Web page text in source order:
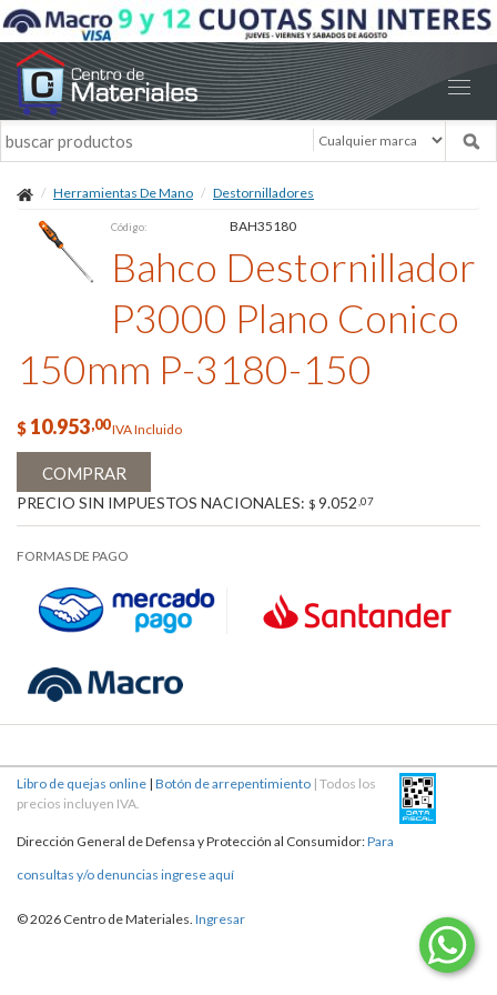
Herramientas De Mano Destornilladores
Código: BAH35180
Bahco Destornillador
P3000 Plano Conico
150mm P-3180-150
$ 10.953,00IVA Incluido
COMPRAR
PRECIO SIN IMPUESTOS NACIONALES: $ 9.052 ,07
FORMAS DE PAGO
Libro de quejas online | Botón de arrepentimiento | Todos los
precios incluyen IVA.
Dirección General de Defensa y Protección al Consumidor:Para
consultas y/o denuncias ingrese aquí
© 2026 Centro de Materiales. Ingresar